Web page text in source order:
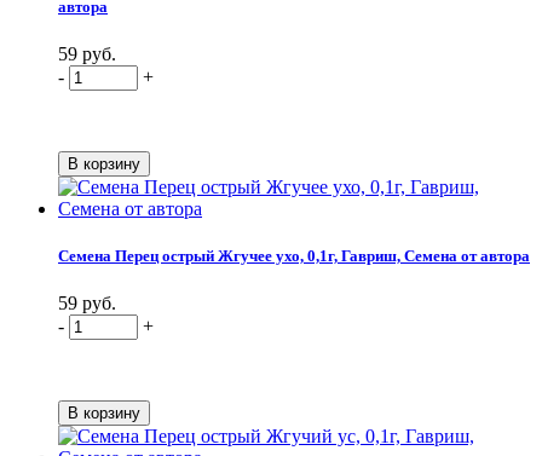
автора
59 руб.
-
+
Семена Перец острый Жгучее ухо, 0,1г, Гавриш, Семена от автора
59 руб.
-
+